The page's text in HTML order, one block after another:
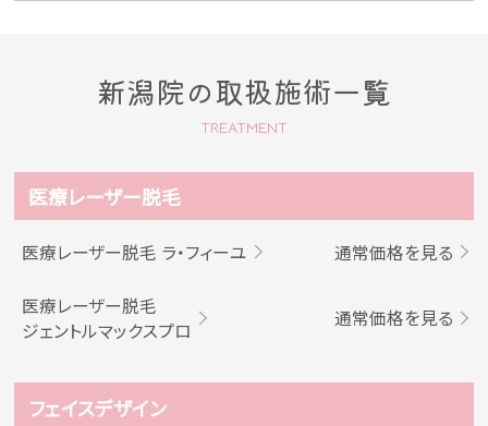
新潟院の取扱施術一覧
TREATMENT
医療レーザー脱毛
医療レーザー脱毛 ラ・フィーユ 通常価格を見る
医療レーザー脱毛
ジェントルマックスプロ
通常価格を見る
フェイスデザイン